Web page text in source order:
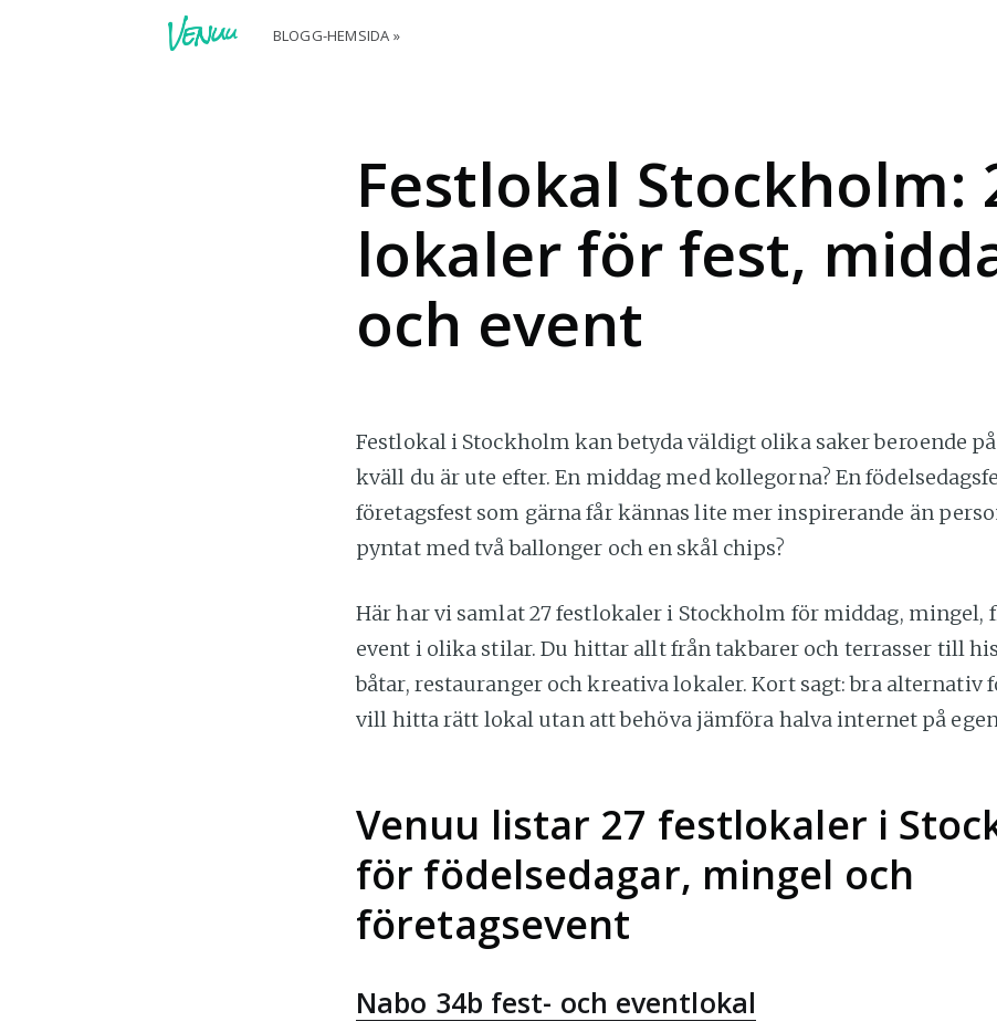
BLOGG-HEMSIDA »
Festlokal Stockholm:
lokaler för fest,
och event
Festlokal i Stockholm kan betyda väldigt olika saker beroende
kväll du är ute efter. En middag med kollegorna? En
företagsfest som gärna får kännas lite mer inspirerande än
pyntat med två ballonger och en skål chips?
Här har vi samlat 27 festlokaler i Stockholm för middag, mingel,
event i olika stilar. Du hittar allt från takbarer och terrasser till
båtar, restauranger och kreativa lokaler. Kort sagt: bra alternativ
vill hitta rätt lokal utan att behöva jämföra halva internet på egen
Venuu listar 27 festlokaler i
för födelsedagar, mingel och
företagsevent
Nabo 34b fest- och eventlokal